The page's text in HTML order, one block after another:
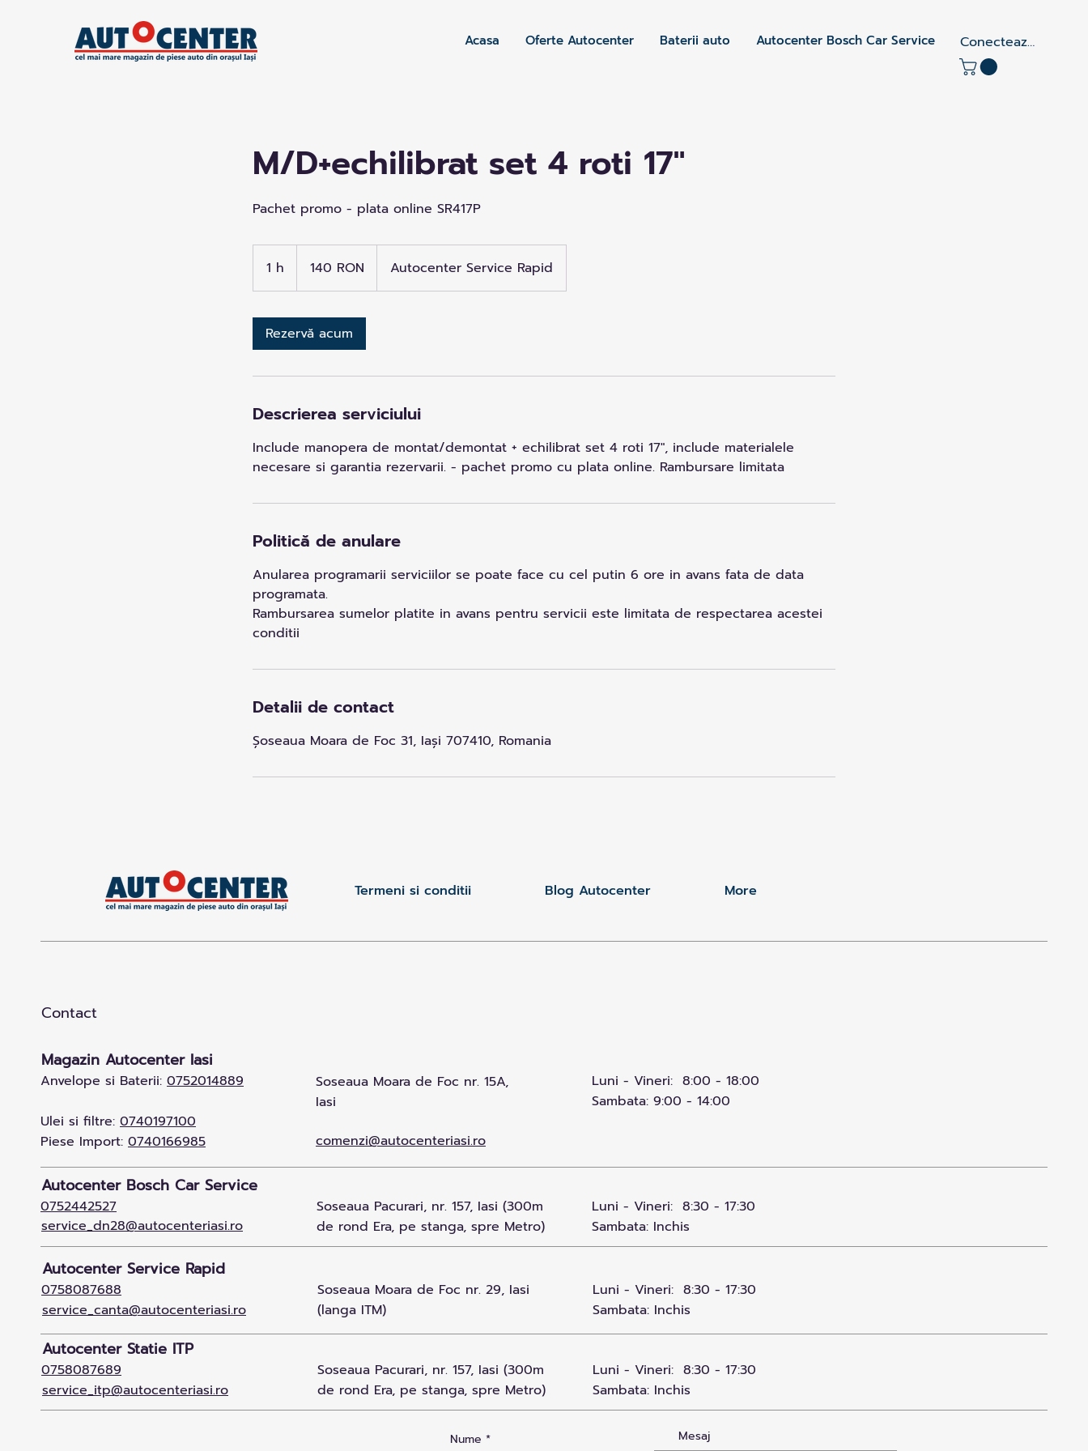
Acasa Oferte Autocenter Baterii auto Autocenter Bosch Car Service Conectează-te
M/D+echilibrat set 4 roti 17"
Pachet promo - plata online SR417P
1 h 140 RON Autocenter Service Rapid
Rezervă acum
Descrierea serviciului
Include manopera de montat/demontat + echilibrat set 4 roti 17", include materialele
necesare si garantia rezervarii. - pachet promo cu plata online. Rambursare limitata
Politică de anulare
Anularea programarii serviciilor se poate face cu cel putin 6 ore in avans fata de data
programata.
Rambursarea sumelor platite in avans pentru servicii este limitata de respectarea acestei
conditii
Detalii de contact
Șoseaua Moara de Foc 31, Iași 707410, Romania
Termeni si conditii Blog Autocenter More
Contact
Magazin Autocenter Iasi
Anvelope si Baterii: 0752014889
Ulei si filtre: 0740197100
Piese Import: 0740166985
Soseaua Moara de Foc nr. 15A,
Iasi
comenzi@autocenteriasi.ro
Luni - Vineri: 8:00 - 18:00
Sambata: 9:00 - 14:00
Autocenter Bosch Car Service
service_dn28@autocenteriasi.ro
0752442527
Soseaua Pacurari, nr. 157, Iasi (300m
de rond Era, pe stanga, spre Metro)
Luni - Vineri: 8:30 - 17:30
Sambata: Inchis
Autocenter Service Rapid
0758087688
service_canta@autocenteriasi.ro
Soseaua Moara de Foc nr. 29, Iasi
(langa ITM)
Luni - Vineri: 8:30 - 17:30
Sambata: Inchis
Autocenter Statie ITP
0758087689
service_itp@autocenteriasi.ro
Soseaua Pacurari, nr. 157, Iasi (300m
de rond Era, pe stanga, spre Metro)
Luni - Vineri: 8:30 - 17:30
Sambata: Inchis
Nume Mesaj